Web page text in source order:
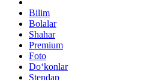
Bilim
Bolalar
Shahar
Premium
Foto
Do‘konlar
Stendap